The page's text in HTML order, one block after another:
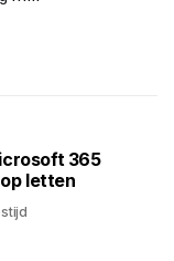
365
letten